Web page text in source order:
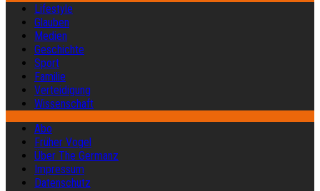
Lifestyle
Glauben
Medien
Geschichte
Sport
Familie
Verteidigung
Wissenschaft
Abo
Früher Vogel
Über The Germanz
Impressum
Datenschutz